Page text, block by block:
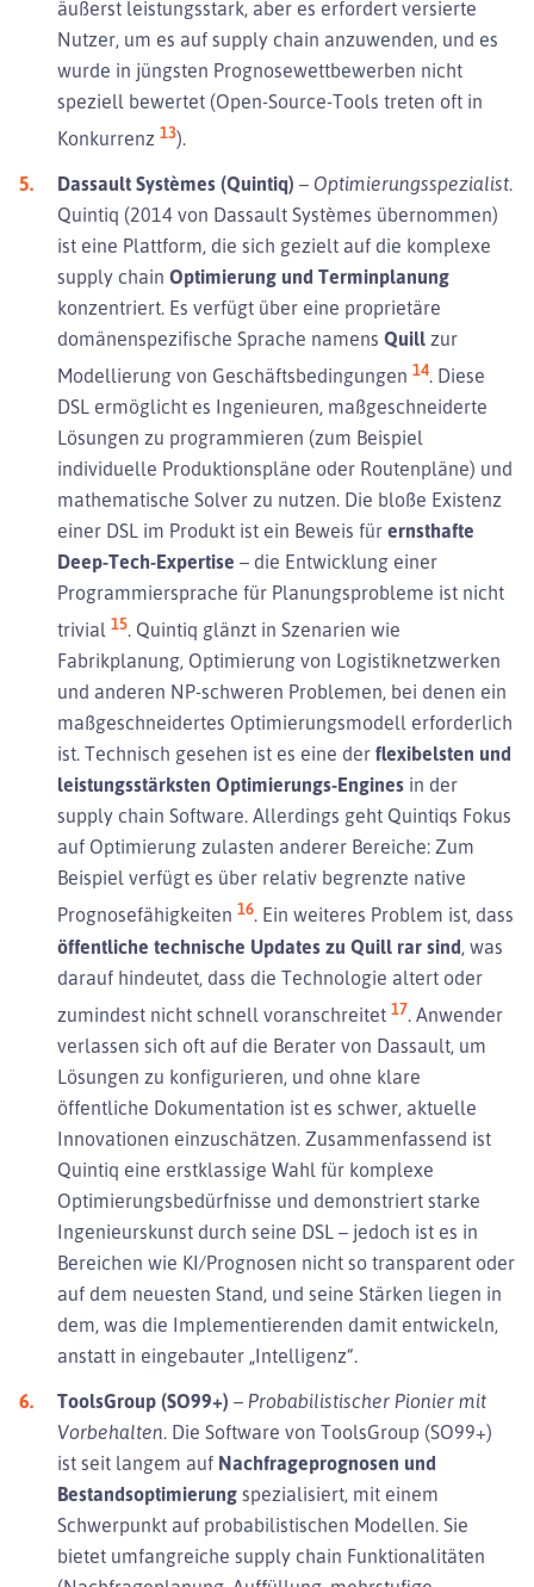
äußerst leistungsstark, aber es erfordert versierte
Nutzer, um es auf supply chain anzuwenden, und es
wurde in jüngsten Prognosewettbewerben nicht
speziell bewertet (Open-Source-Tools treten oft in
Konkurrenz 13).
Dassault Systèmes (Quintiq) – Optimierungsspezialist.
Quintiq (2014 von Dassault Systèmes übernommen)
ist eine Plattform, die sich gezielt auf die komplexe
supply chain Optimierung und Terminplanung
konzentriert. Es verfügt über eine proprietäre
domänenspezifische Sprache namens Quill zur
Modellierung von Geschäftsbedingungen 14. Diese
DSL ermöglicht es Ingenieuren, maßgeschneiderte
Lösungen zu programmieren (zum Beispiel
individuelle Produktionspläne oder Routenpläne) und
mathematische Solver zu nutzen. Die bloße Existenz
einer DSL im Produkt ist ein Beweis für ernsthafte
Deep-Tech-Expertise – die Entwicklung einer
Programmiersprache für Planungsprobleme ist nicht
trivial 15. Quintiq glänzt in Szenarien wie
Fabrikplanung, Optimierung von Logistiknetzwerken
und anderen NP-schweren Problemen, bei denen ein
maßgeschneidertes Optimierungsmodell erforderlich
ist. Technisch gesehen ist es eine der flexibelsten und
leistungsstärksten Optimierungs-Engines in der
supply chain Software. Allerdings geht Quintiqs Fokus
auf Optimierung zulasten anderer Bereiche: Zum
Beispiel verfügt es über relativ begrenzte native
Prognosefähigkeiten 16. Ein weiteres Problem ist, dass
öffentliche technische Updates zu Quill rar sind, was
darauf hindeutet, dass die Technologie altert oder
zumindest nicht schnell voranschreitet 17. Anwender
verlassen sich oft auf die Berater von Dassault, um
Lösungen zu konfigurieren, und ohne klare
öffentliche Dokumentation ist es schwer, aktuelle
Innovationen einzuschätzen. Zusammenfassend ist
Quintiq eine erstklassige Wahl für komplexe
Optimierungsbedürfnisse und demonstriert starke
Ingenieurskunst durch seine DSL – jedoch ist es in
Bereichen wie KI/Prognosen nicht so transparent oder
auf dem neuesten Stand, und seine Stärken liegen in
dem, was die Implementierenden damit entwickeln,
anstatt in eingebauter „Intelligenz“.
ToolsGroup (SO99+) – Probabilistischer Pionier mit
Vorbehalten. Die Software von ToolsGroup (SO99+)
ist seit langem auf Nachfrageprognosen und
Bestandsoptimierung spezialisiert, mit einem
Schwerpunkt auf probabilistischen Modellen. Sie
bietet umfangreiche supply chain Funktionalitäten